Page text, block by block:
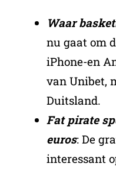
Waar
nu gaat om
iPhone-en
van Unibet,
Duitsland.
Fat pirate
euros: De
interessant